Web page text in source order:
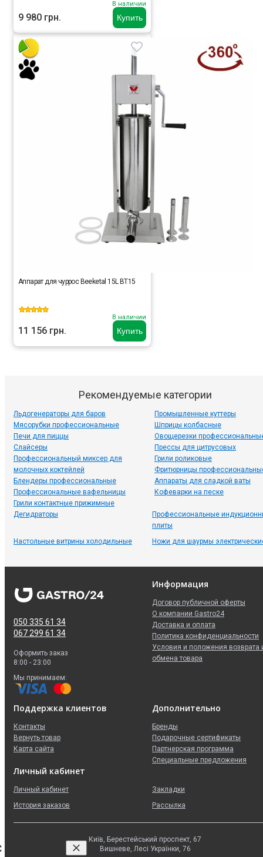
Купить
В наличии
9 980 грн.
Купить
Аппарат для чуррос Beeketal 15L BT15
В наличии
11 156 грн.
Рекомендуемые категории
Льдогенераторы для баров
Мясорубки профессиональные
Печи для пиццы
Слайсеры
Промышленные куттеры
Шприцы колбасные
Овощерезки
Прессы для цитрусовых
Профессиональный миксер для
молочных коктейлей
Блендеры профессиональные
Профессиональные вафельницы
Грили контактные прижимные
Грили роликовые
Фритюрницы
Аппараты для сладкой ваты
Кофеварки на песке
Дегидраторы
Настольные витрины холодильные
Профессиональные
плиты
Ножи для шаурмы
050 335 61 34
067 299 61 34
Оформить заказ
8:00 - 23:00
Мы принимаем:
Информация
Договор публичной оферты
О компании Gastro24
Доставка и оплата
Политика конфиденциальности
Условия и положения возврата
обмена товара
Поддержка клиентов
Контакты
Вернуть товар
Карта сайта
Дополнительно
Бренды
Подарочные сертификаты
Партнерская программа
Специальные предложения
Личный кабинет
Личный кабинет
История заказов
Закладки
Рассылка
Київ, Берестейський проспект, 67
Вишневе, Лесі Українки, 76